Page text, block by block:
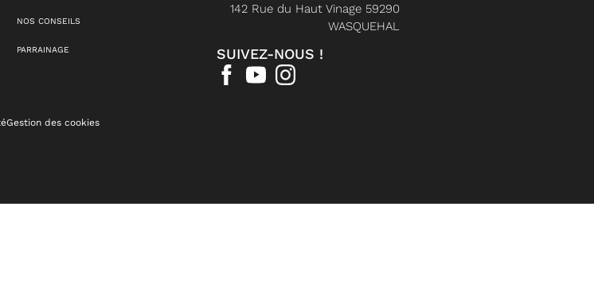
NOS CONSEILS
PARRAINAGE
142 Rue du Haut Vinage 59290
WASQUEHAL
SUIVEZ-NOUS !
Gestion des cookies